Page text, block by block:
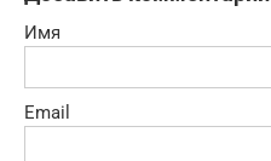
Имя
Email